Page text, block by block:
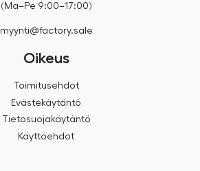
(Ma–Pe 9:00–17:00)
myynti@factory.sale
Oikeus
Toimitusehdot
Evästekäytäntö
Tietosuojakäytäntö
Käyttöehdot